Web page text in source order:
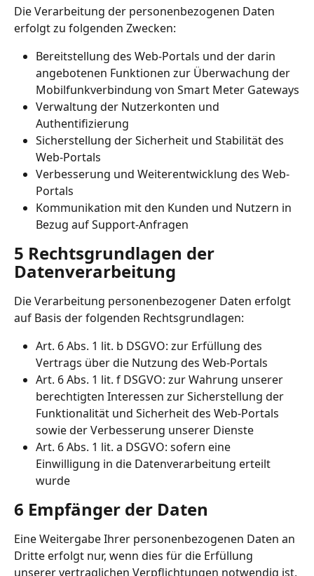
Die Verarbeitung der personenbezogenen Daten
erfolgt zu folgenden Zwecken:
Bereitstellung des Web-Portals und der darin
angebotenen Funktionen zur Überwachung der
Mobilfunkverbindung von Smart Meter Gateways
Verwaltung der Nutzerkonten und
Authentifizierung
Sicherstellung der Sicherheit und Stabilität des
Web-Portals
Verbesserung und Weiterentwicklung des Web-
Portals
Kommunikation mit den Kunden und Nutzern in
Bezug auf Support-Anfragen
5 Rechtsgrundlagen der
Datenverarbeitung
Die Verarbeitung personenbezogener Daten erfolgt
auf Basis der folgenden Rechtsgrundlagen:
Art. 6 Abs. 1 lit. b DSGVO: zur Erfüllung des
Vertrags über die Nutzung des Web-Portals
Art. 6 Abs. 1 lit. f DSGVO: zur Wahrung unserer
berechtigten Interessen zur Sicherstellung der
Funktionalität und Sicherheit des Web-Portals
sowie der Verbesserung unserer Dienste
Art. 6 Abs. 1 lit. a DSGVO: sofern eine
Einwilligung in die Datenverarbeitung erteilt
wurde
6 Empfänger der Daten
Eine Weitergabe Ihrer personenbezogenen Daten an
Dritte erfolgt nur, wenn dies für die Erfüllung
unserer vertraglichen Verpflichtungen notwendig ist,